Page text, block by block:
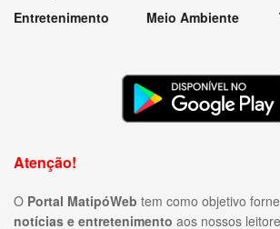
Entretenimento
Meio Ambiente
Atenção!
O Portal MatipóWeb tem como objetivo
notícias e entretenimento aos nossos